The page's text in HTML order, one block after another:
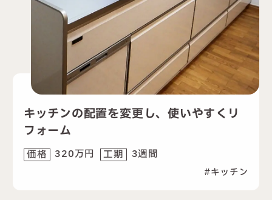
キッチンの配置を変更し、使いやすくリ
フォーム
価格 320万円 工期 3週間
キッチン